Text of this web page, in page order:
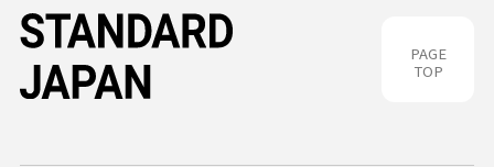
PAGE
TOP